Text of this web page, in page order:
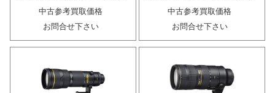
中古参考買取価格
お問合せ下さい
中古参考買取価格
お問合せ下さい